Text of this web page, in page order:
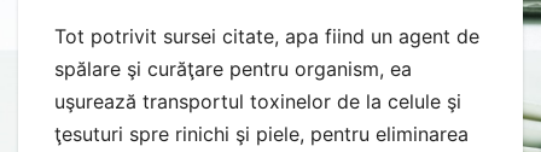
Tot potrivit sursei citate, apa fiind un agent de
spălare şi curăţare pentru organism, ea
uşurează transportul toxinelor de la celule şi
ţesuturi spre rinichi şi piele, pentru eliminarea